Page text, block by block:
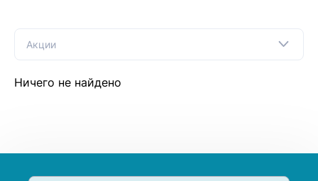
Акции
Ничего не найдено